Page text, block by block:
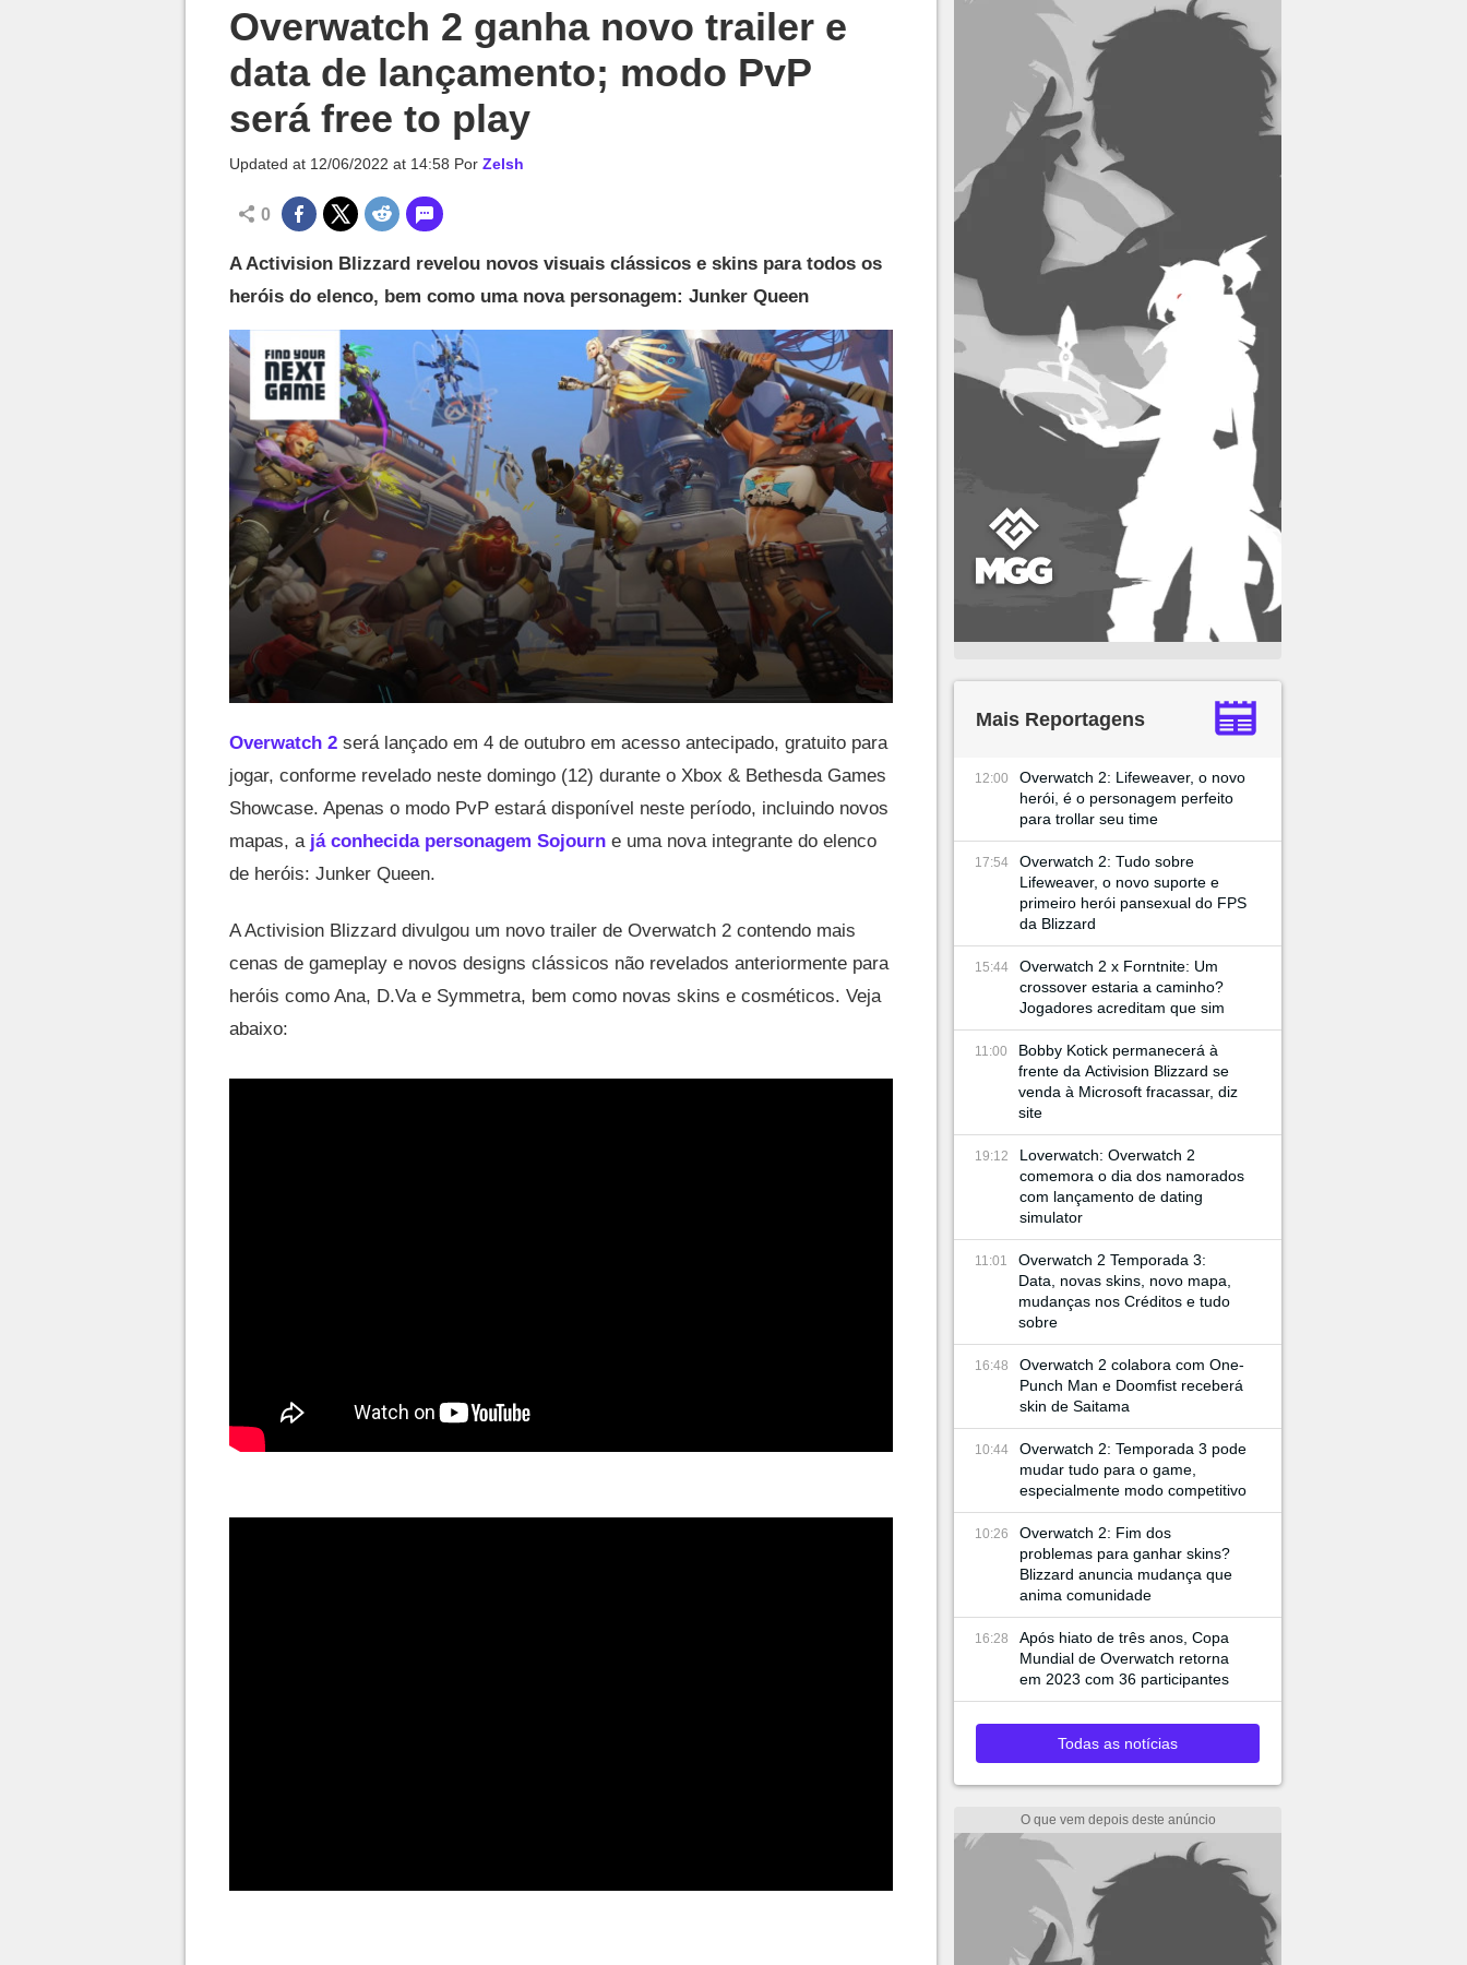
Overwatch 2 ganha novo trailer e
data de lançamento; modo PvP
será free to play
Updated at 12/06/2022 at 14:58 Por Zelsh
0
A Activision Blizzard revelou novos visuais clássicos e skins para todos os
heróis do elenco, bem como uma nova personagem: Junker Queen
Overwatch 2 será lançado em 4 de outubro em acesso antecipado, gratuito para
jogar, conforme revelado neste domingo (12) durante o Xbox & Bethesda Games
Showcase. Apenas o modo PvP estará disponível neste período, incluindo novos
mapas, a já conhecida personagem Sojourn e uma nova integrante do elenco
de heróis: Junker Queen.
A Activision Blizzard divulgou um novo trailer de Overwatch 2 contendo mais
cenas de gameplay e novos designs clássicos não revelados anteriormente para
heróis como Ana, D.Va e Symmetra, bem como novas skins e cosméticos. Veja
abaixo:
Mais Reportagens
12:00
Overwatch 2: Lifeweaver, o novo
herói, é o personagem perfeito
para trollar seu time
17:54
Overwatch 2: Tudo sobre
Lifeweaver, o novo suporte e
primeiro herói pansexual do FPS
da Blizzard
15:44
Overwatch 2 x Forntnite: Um
crossover estaria a caminho?
Jogadores acreditam que sim
11:00
Bobby Kotick permanecerá à
frente da Activision Blizzard se
venda à Microsoft fracassar, diz
site
19:12
Loverwatch: Overwatch 2
comemora o dia dos namorados
com lançamento de dating
simulator
11:01
Overwatch 2 Temporada 3:
Data, novas skins, novo mapa,
mudanças nos Créditos e tudo
sobre
16:48
Overwatch 2 colabora com One-
Punch Man e Doomfist receberá
skin de Saitama
10:44
Overwatch 2: Temporada 3 pode
mudar tudo para o game,
especialmente modo competitivo
10:26
Overwatch 2: Fim dos
problemas para ganhar skins?
Blizzard anuncia mudança que
anima comunidade
16:28
Após hiato de três anos, Copa
Mundial de Overwatch retorna
em 2023 com 36 participantes
Todas as notícias